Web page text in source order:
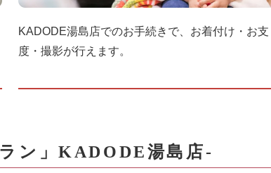
KADODE湯島店でのお手続きで、お着付け・お支
度・撮影が行えます。
ン」KADODE湯島店-